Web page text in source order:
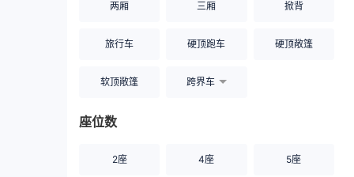
两厢 三厢 掀背
旅行车 硬顶跑车 硬顶敞篷
软顶敞篷 跨界车
座位数
2座 4座 5座